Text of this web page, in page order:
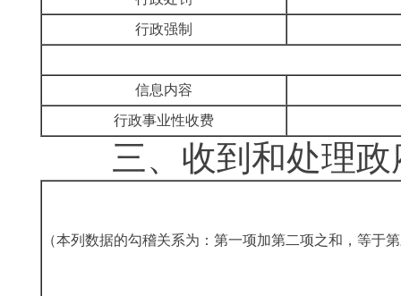
行政强制
信息内容
行政事业性收费
三、 收到和处理
（本列数据的勾稽关系为：第一项加第二项之和，等于